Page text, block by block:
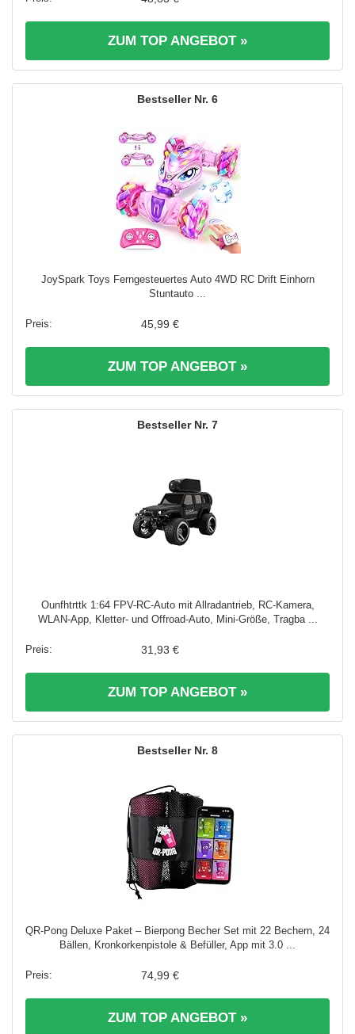
ZUM TOP ANGEBOT »
6
JoySpark Toys Ferngesteuertes Auto 4WD RC Drift Einhorn
Stuntauto ...
45,99 €
ZUM TOP ANGEBOT »
7
Ounfhtrttk 1:64 FPV-RC-Auto mit Allradantrieb, RC-Kamera,
WLAN-App, Kletter- und Offroad-Auto, Mini-Größe, Tragba ...
31,93 €
ZUM TOP ANGEBOT »
8
QR-Pong Deluxe Paket – Bierpong Becher Set mit 22 Bechern, 24
Bällen, Kronkorkenpistole & Befüller, App mit 3.0 ...
74,99 €
ZUM TOP ANGEBOT »